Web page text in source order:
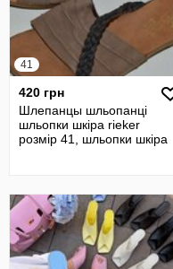
41
420 грн
Шлепанцы шльопанці
шльопки шкіра rieker
розмір 41, шльопки шкіра